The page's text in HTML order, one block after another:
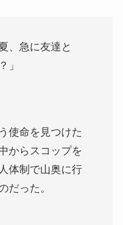
、急に友達と
」
使命を見つけた
からスコップを
体制で山奥に行
だった。